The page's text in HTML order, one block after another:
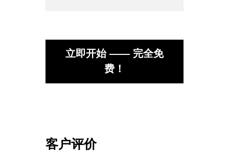
立即开始 —— 完全免
费！
客户评价